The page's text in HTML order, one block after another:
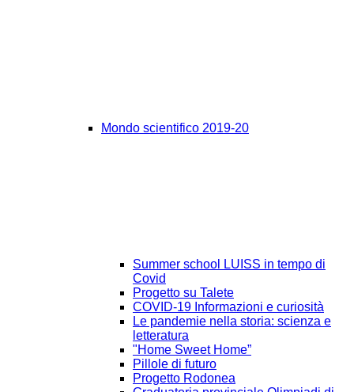
Mondo scientifico 2019-20
Summer school LUISS in tempo di
Covid
Progetto su Talete
COVID-19 Informazioni e curiosità
Le pandemie nella storia: scienza e
letteratura
"Home Sweet Home”
Pillole di futuro
Progetto Rodonea